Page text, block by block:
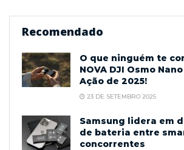
Recomendado
O que ninguém te
NOVA DJI Osmo
Ação de 2025!
23 DE SETEMBRO 2025
Samsung lidera em
de bateria entre
concorrentes